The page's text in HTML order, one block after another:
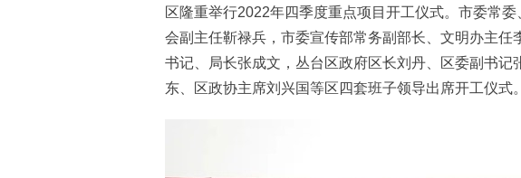
区隆重举行2022年四季度重点项目开工仪式。市委常
会副主任靳禄兵，市委宣传部常务副部长、文明办主任
书记、局长张成文，丛台区政府区长刘丹、区委副书记
东、区政协主席刘兴国等区四套班子领导出席开工仪式。